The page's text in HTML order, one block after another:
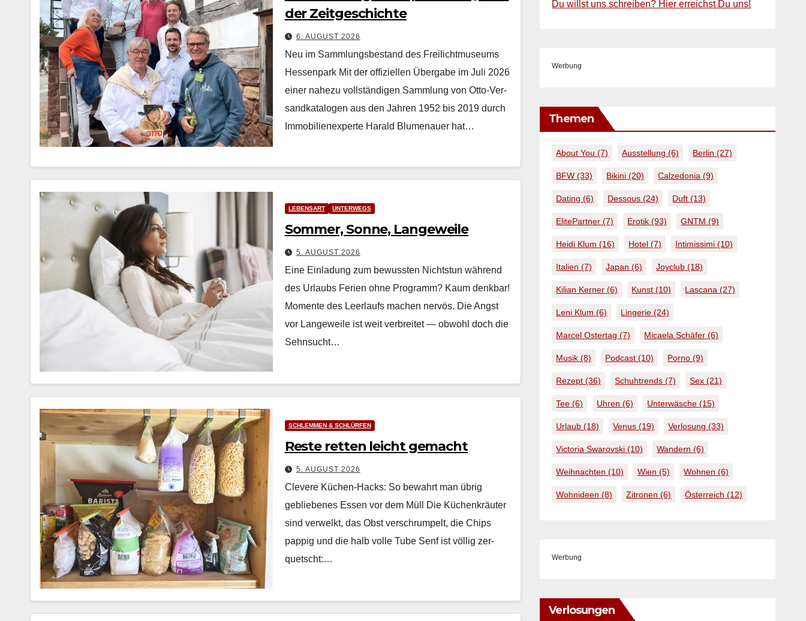
der Zeitgeschichte
6. AUGUST 2026
Neu im Sammlungsbestand des Freilichtmuseums
Hessenpark Mit der offiziellen Über­gabe im Juli 2026
ein­er nahezu voll­ständi­gen Samm­lung von Otto-Ver­
sand­kat­a­lo­gen aus den Jahren 1952 bis 2019 durch
Immo­bilienex­perte Har­ald Blu­me­nauer hat…
LEBENSART UNTERWEGS
Sommer, Sonne, Langeweile
5. AUGUST 2026
Eine Einladung zum bewussten Nichtstun während
des Urlaubs Ferien ohne Pro­gramm? Kaum denkbar!
Momente des Leer­laufs machen nervös. Die Angst
vor Langeweile ist weit ver­bre­it­et — obwohl doch die
Sehn­sucht…
SCHLEMMEN & SCHLÜRFEN
Reste retten leicht gemacht
5. AUGUST 2026
Clevere Küchen-Hacks: So bewahrt man übrig
gebliebenes Essen vor dem Müll Die Küchenkräuter
sind ver­welkt, das Obst ver­schrumpelt, die Chips
pap­pig und die halb volle Tube Senf ist völ­lig zer­
quetscht:…
Du willst uns schreiben? Hier erreichst Du uns!
Werbung
Themen
About You (7) Ausstellung (6) Berlin (27)
BFW (33) Bikini (20) Calzedonia (9)
Dating (6) Dessous (24) Duft (13)
ElitePartner (7) Erotik (93) GNTM (9)
Heidi Klum (16) Hotel (7) Intimissimi (10)
Italien (7) Japan (6) Joyclub (18)
Kilian Kerner (6) Kunst (10) Lascana (27)
Leni Klum (6) Lingerie (24)
Marcel Ostertag (7) Micaela Schäfer (6)
Musik (8) Podcast (10) Porno (9)
Rezept (36) Schuhtrends (7) Sex (21)
Tee (6) Uhren (6) Unterwäsche (15)
Urlaub (18) Venus (19) Verlosung (33)
Victoria Swarovski (10) Wandern (6)
Weihnachten (10) Wien (5) Wohnen (6)
Wohnideen (8) Zitronen (6) Österreich (12)
Werbung
Verlosungen